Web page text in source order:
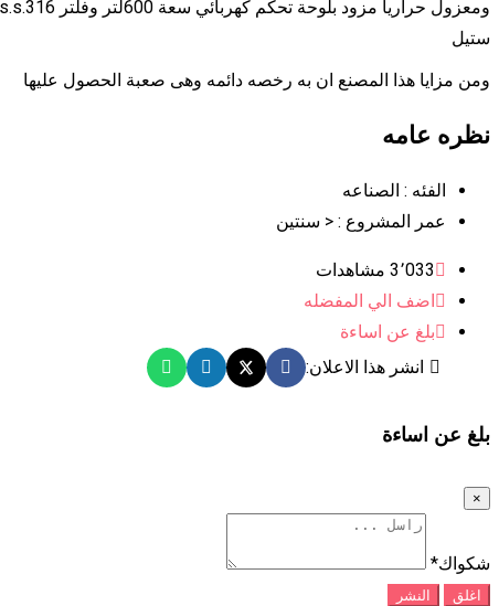
ستيل
ومن مزايا هذا المصنع ان به رخصه دائمه وهى صعبة الحصول عليها
نظره عامه
الفئه : الصناعه
عمر المشروع : < سنتين
3٬033 مشاهدات
اضف الي المفضله
بلغ عن اساءة
انشر هذا الاعلان:
بلغ عن اساءة
×
شكواك*
اغلق النشر